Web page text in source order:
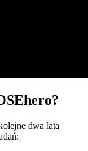
dwa lata